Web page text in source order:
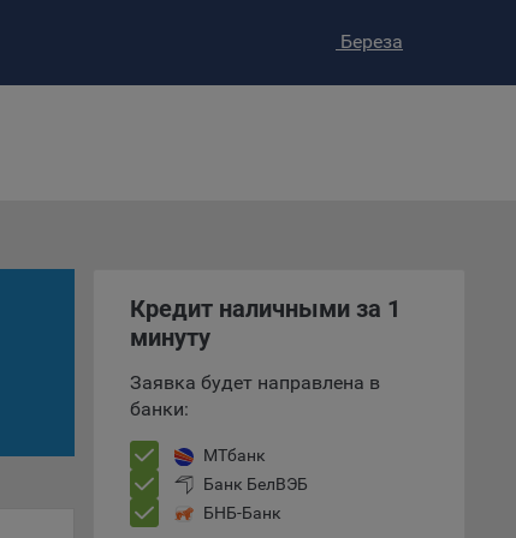
Береза
Кредит наличными за 1
минуту
Заявка будет направлена в
банки:
МТбанк
Банк БелВЭБ
БНБ-Банк